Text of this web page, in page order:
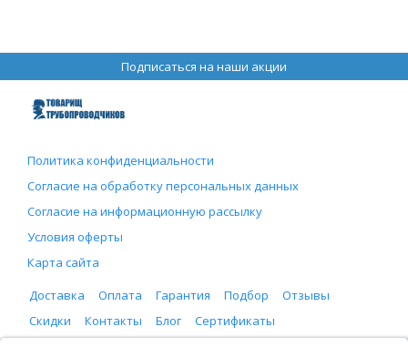
Подписаться на наши акции
Политика конфиденциальности
Согласие на обработку персональных данных
Согласие на информационную рассылку
Условия оферты
Карта сайта
Доставка
Оплата Гарантия Подбор
Отзывы
Скидки
Контакты Блог Сертификаты